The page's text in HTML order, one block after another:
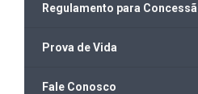
Regulamento para
Prova de Vida
Fale Conosco